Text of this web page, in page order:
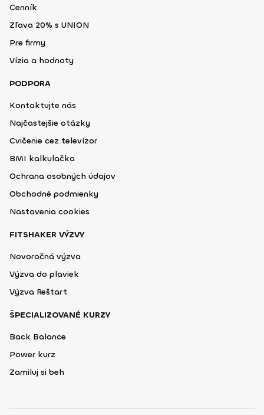
Cenník
Zľava 20% s UNION
Pre firmy
Vízia a hodnoty
PODPORA
Kontaktujte nás
Najčastejšie otázky
Cvičenie cez televízor
BMI kalkulačka
Ochrana osobných údajov
Obchodné podmienky
Nastavenia cookies
FITSHAKER VÝZVY
Novoročná výzva
Výzva do plaviek
Výzva Reštart
ŠPECIALIZOVANÉ KURZY
Back Balance
Power kurz
Zamiluj si beh